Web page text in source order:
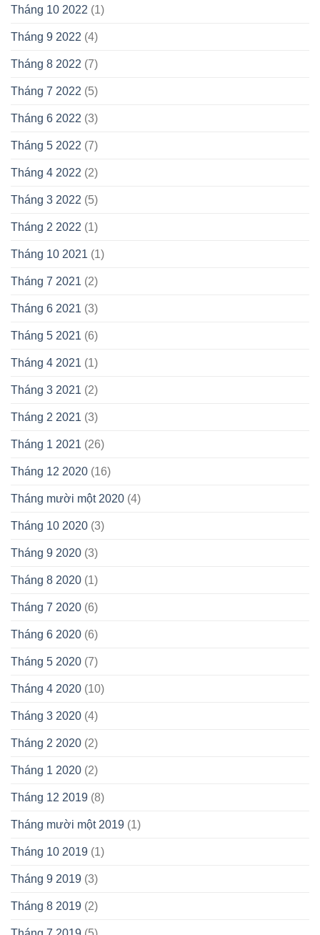
Tháng 10 2022 (1)
Tháng 9 2022 (4)
Tháng 8 2022 (7)
Tháng 7 2022 (5)
Tháng 6 2022 (3)
Tháng 5 2022 (7)
Tháng 4 2022 (2)
Tháng 3 2022 (5)
Tháng 2 2022 (1)
Tháng 10 2021 (1)
Tháng 7 2021 (2)
Tháng 6 2021 (3)
Tháng 5 2021 (6)
Tháng 4 2021 (1)
Tháng 3 2021 (2)
Tháng 2 2021 (3)
Tháng 1 2021 (26)
Tháng 12 2020 (16)
Tháng mười một 2020 (4)
Tháng 10 2020 (3)
Tháng 9 2020 (3)
Tháng 8 2020 (1)
Tháng 7 2020 (6)
Tháng 6 2020 (6)
Tháng 5 2020 (7)
Tháng 4 2020 (10)
Tháng 3 2020 (4)
Tháng 2 2020 (2)
Tháng 1 2020 (2)
Tháng 12 2019 (8)
Tháng mười một 2019 (1)
Tháng 10 2019 (1)
Tháng 9 2019 (3)
Tháng 8 2019 (2)